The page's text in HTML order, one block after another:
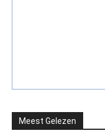
Meest Gelezen